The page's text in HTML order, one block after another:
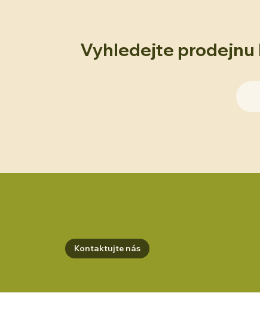
Vyhledejte prodejnu
Kontaktujte nás